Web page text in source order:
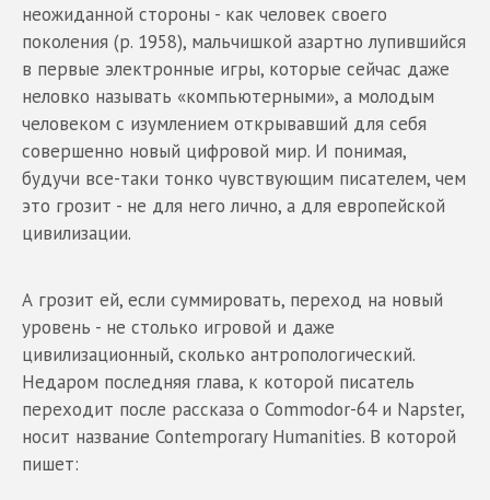
неожиданной стороны - как человек своего
поколения (р. 1958), мальчишкой азартно лупившийся
в первые электронные игры, которые сейчас даже
неловко называть «компьютерными», а молодым
человеком с изумлением открывавший для себя
совершенно новый цифровой мир. И понимая,
будучи все-таки тонко чувствующим писателем, чем
это грозит - не для него лично, а для европейской
цивилизации.
А грозит ей, если суммировать, переход на новый
уровень - не столько игровой и даже
цивилизационный, сколько антропологический.
Недаром последняя глава, к которой писатель
переходит после рассказа о Commodor-64 и Napster,
носит название Contemporary Humanities. В которой
пишет: